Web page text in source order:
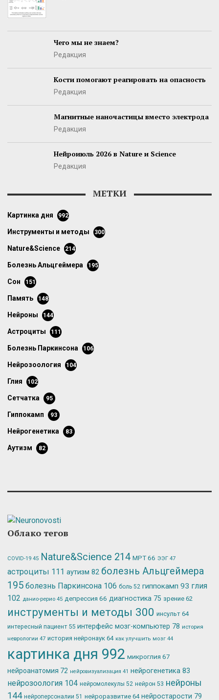
Чего мы не знаем?
Редакция
Кости помогают реагировать на опасность
Редакция
Магнитные наночастицы вместо электрода
Редакция
Нейроиюль 2026 в Nature и Science
Редакция
МЕТКИ
картинка дня 992
инструменты и методы 300
Nature&Science 214
болезнь Альцгеймера 195
сон 151
память 148
нейроны 144
астроциты 111
болезнь Паркинсона 106
нейрозоология 104
глия 102
сетчатка 95
гиппокамп 93
нейрогенетика 83
аутизм 82
Облако тегов
COVID-19 45 Nature&Science 214 МРТ66 ЭЭГ 47
астроциты 111 аутизм 82 болезнь Альцгеймера
195 болезнь Паркинсона 106 боль 52 гиппокамп 93 глия
102 данио-рерио 45 депрессия 66 диагностика 75 зрение 62
инструменты и методы 300 инсульт 64
интересный пациент 55 интерфейс мозг-компьютер 78 история
неврологии 47 история нейронаук 64 как улучшить мозг 44
картинка дня 992 микроглия 67
нейроанатомия 72 нейровизуализация 41 нейрогенетика 83
нейрозоология 104 нейромолекулы 52 нейрон 53 нейроны
144 нейроперсоналии 51 нейроразвитие 64 нейростарости 79